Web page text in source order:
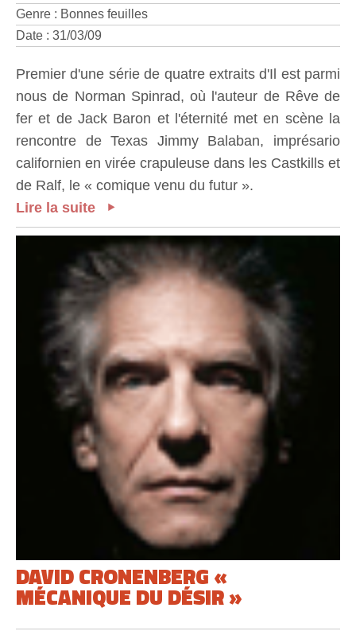
Genre : Bonnes feuilles
Date : 31/03/09
Premier d'une série de quatre extraits d'Il est parmi
nous de Norman Spinrad, où l'auteur de Rêve de
fer et de Jack Baron et l'éternité met en scène la
rencontre de Texas Jimmy Balaban, imprésario
californien en virée crapuleuse dans les Castkills et
de Ralf, le « comique venu du futur ».
Lire la suite
DAVID CRONENBERG «
MÉCANIQUE DU DÉSIR »